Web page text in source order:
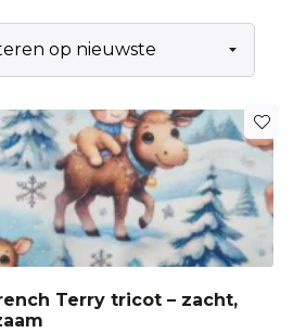
Terry tricot – zacht,